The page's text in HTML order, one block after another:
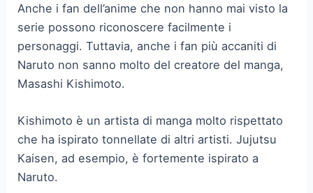
Anche i fan dell’anime che non hanno mai visto la
serie possono riconoscere facilmente i
personaggi. Tuttavia, anche i fan più accaniti di
Naruto non sanno molto del creatore del manga,
Masashi Kishimoto.
Kishimoto è un artista di manga molto rispettato
che ha ispirato tonnellate di altri artisti. Jujutsu
Kaisen, ad esempio, è fortemente ispirato a
Naruto.